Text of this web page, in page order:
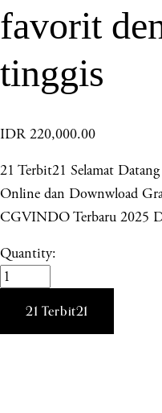
favorit
tinggis
IDR 220,000.00
21 Terbit21 Selamat
Online dan Downwload
CGVINDO Terbaru 2025
Quantity:
21 Terbit21